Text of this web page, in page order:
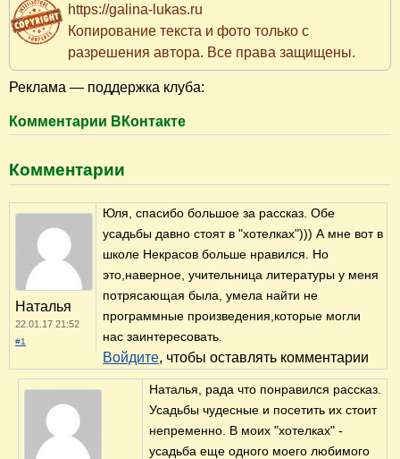
https://galina-lukas.ru
Копирование текста и фото только с
разрешения автора. Все права защищены.
Реклама — поддержка клуба:
Комментарии ВКонтакте
Комментарии
Наталья
22.01.17 21:52
#1
Юля, спасибо большое за рассказ. Обе
усадьбы давно стоят в "хотелках"))) А мне вот в
школе Некрасов больше нравился. Но
это,наверное, учительница литературы у меня
потрясающая была, умела найти не
программные произведения,которые могли
нас заинтересовать.
Войдите, чтобы оставлять комментарии
Наталья, рада что понравился рассказ.
Усадьбы чудесные и посетить их стоит
непременно. В моих "хотелках" -
усадьба еще одного моего любимого